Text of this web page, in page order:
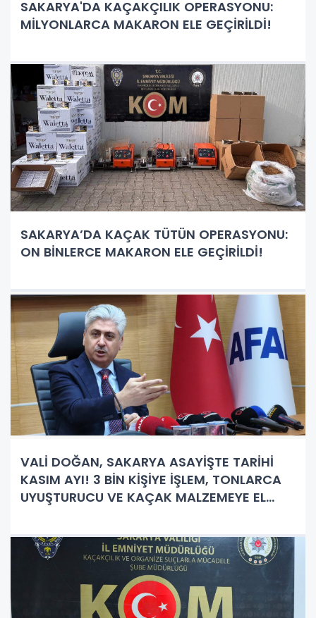
SAKARYA'DA KAÇAKÇILIK OPERASYONU:
MİLYONLARCA MAKARON ELE GEÇİRİLDİ!
SAKARYA’DA KAÇAK TÜTÜN OPERASYONU:
ON BİNLERCE MAKARON ELE GEÇİRİLDİ!
VALİ DOĞAN, SAKARYA ASAYİŞTE TARİHİ
KASIM AYI! 3 BİN KİŞİYE İŞLEM, TONLARCA
UYUŞTURUCU VE KAÇAK MALZEMEYE EL